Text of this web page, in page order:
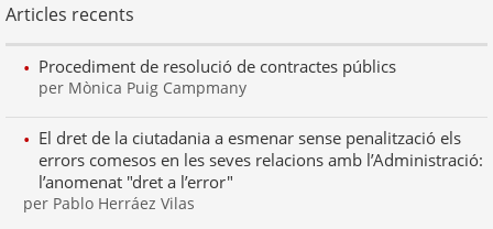
Articles recents
Procediment de resolució de contractes públics
per Mònica Puig Campmany
El dret de la ciutadania a esmenar sense penalització els
errors comesos en les seves relacions amb l’Administració:
l’anomenat "dret a l’error"
per Pablo Herráez Vilas